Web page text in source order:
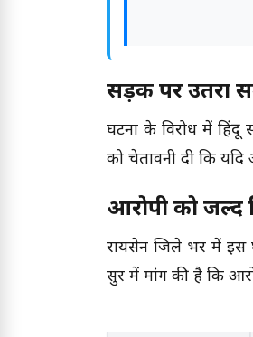
सड़क पर उतरा
घटना के विरोध में हिंदू
को चेतावनी दी कि
आरोपी को जल्द
रायसेन जिले भर में इस
सुर में मांग की है कि